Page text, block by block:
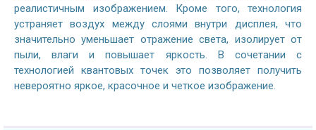
реалистичным изображением. Кроме того, технология
устраняет воздух между слоями внутри дисплея, что
значительно уменьшает отражение света, изолирует от
пыли, влаги и повышает яркость. В сочетании с
технологией квантовых точек это позволяет получить
невероятно яркое, красочное и четкое изображение.